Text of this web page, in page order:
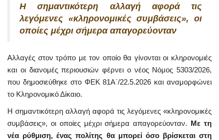
Η σημαντικότερη αλλαγή αφορά τις
λεγόμενες «κληρονομικές συμβάσεις», οι
οποίες μέχρι σήμερα απαγορεύονταν
Αλλαγές στον τρόπο με τον οποίο θα γίνονται οι κληρονομιές
και οι διανομές περιουσιών φέρνει ο νέος Νόμος 5303/2026,
που δημοσιεύθηκε στο ΦΕΚ 81Α΄/22.5.2026 και αναμορφώνει
το Κληρονομικό Δίκαιο.
Η σημαντικότερη αλλαγή αφορά τις λεγόμενες «κληρονομικές
συμβάσεις», οι οποίες μέχρι σήμερα απαγορεύονταν. Με τη
νέα ρύθμιση, ένας πολίτης θα μπορεί όσο βρίσκεται στη